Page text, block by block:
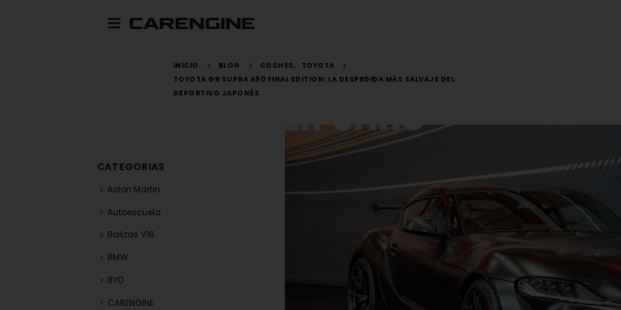
INICIO BLOG COCHES,
TOYOTA
TOYOTA GR SUPRA A90 FINAL EDITION: LA DESPEDIDA MÁS SALVAJE DEL
DEPORTIVO JAPONÉS
CATEGORIAS
Aston Martin
Autoescuela
Balizas V16
BMW
BYD
CARENGINE